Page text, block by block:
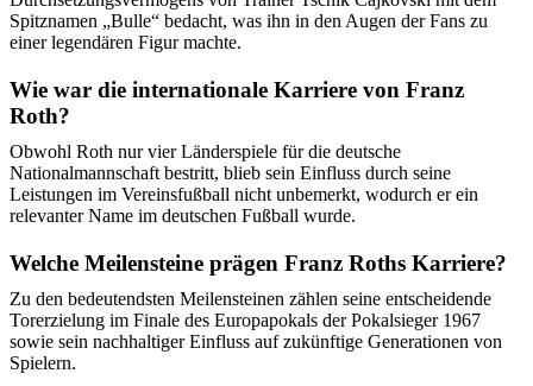
Spitznamen „Bulle“ bedacht, was ihn in den Augen der Fans zu
einer legendären Figur machte.
Wie war die internationale Karriere von Franz
Roth?
Obwohl Roth nur vier Länderspiele für die deutsche
Nationalmannschaft bestritt, blieb sein Einfluss durch seine
Leistungen im Vereinsfußball nicht unbemerkt, wodurch er ein
relevanter Name im deutschen Fußball wurde.
Welche Meilensteine prägen Franz Roths Karriere?
Zu den bedeutendsten Meilensteinen zählen seine entscheidende
Torerzielung im Finale des Europapokals der Pokalsieger 1967
sowie sein nachhaltiger Einfluss auf zukünftige Generationen von
Spielern.